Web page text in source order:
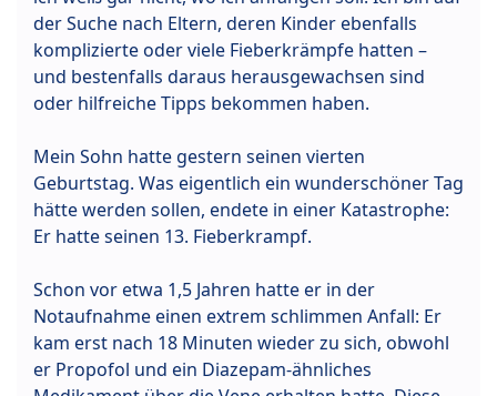
der Suche nach Eltern, deren Kinder ebenfalls
komplizierte oder viele Fieberkrämpfe hatten –
und bestenfalls daraus herausgewachsen sind
oder hilfreiche Tipps bekommen haben.
Mein Sohn hatte gestern seinen vierten
Geburtstag. Was eigentlich ein wunderschöner Tag
hätte werden sollen, endete in einer Katastrophe:
Er hatte seinen 13. Fieberkrampf.
Schon vor etwa 1,5 Jahren hatte er in der
Notaufnahme einen extrem schlimmen Anfall: Er
kam erst nach 18 Minuten wieder zu sich, obwohl
er Propofol und ein Diazepam-ähnliches